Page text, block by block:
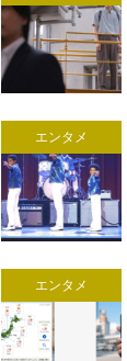
エンタメ
エンタメ